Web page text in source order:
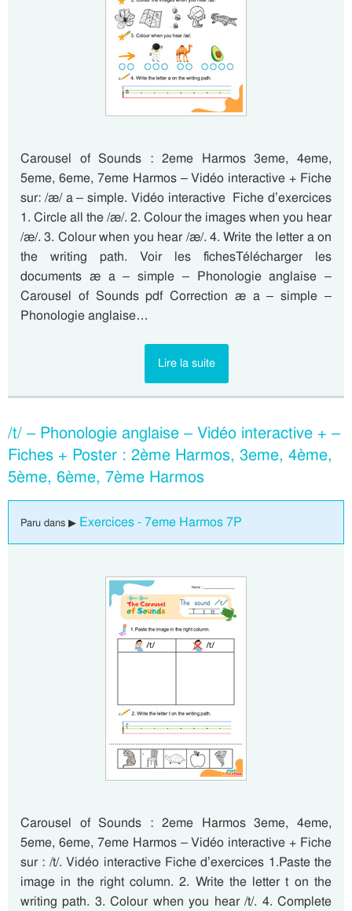
Carousel of Sounds : 2eme Harmos 3eme, 4eme,
5eme, 6eme, 7eme Harmos – Vidéo interactive + Fiche
sur: /æ/ a – simple. Vidéo interactive Fiche d’exercices
1. Circle all the /æ/. 2. Colour the images when you hear
/æ/. 3. Colour when you hear /æ/. 4. Write the letter a on
the writing path. Voir les fichesTélécharger les
documents æ a – simple – Phonologie anglaise –
Carousel of Sounds pdf Correction æ a – simple –
Phonologie anglaise…
Lire la suite
/t/ – Phonologie anglaise – Vidéo interactive + –
Fiches + Poster : 2ème Harmos, 3eme, 4ème,
5ème, 6ème, 7ème Harmos
Paru dans ▶ Exercices - 7eme Harmos 7P
Carousel of Sounds : 2eme Harmos 3eme, 4eme,
5eme, 6eme, 7eme Harmos – Vidéo interactive + Fiche
sur : /t/. Vidéo interactive Fiche d’exercices 1.Paste the
image in the right column. 2. Write the letter t on the
writing path. 3. Colour when you hear /t/. 4. Complete